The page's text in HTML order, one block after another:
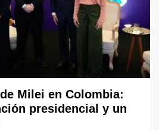
Milei en Colombia:
presidencial y un